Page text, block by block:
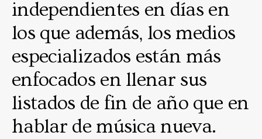
independientes en días en
los que además, los medios
especializados están más
enfocados en llenar sus
listados de fin de año que en
hablar de música nueva.